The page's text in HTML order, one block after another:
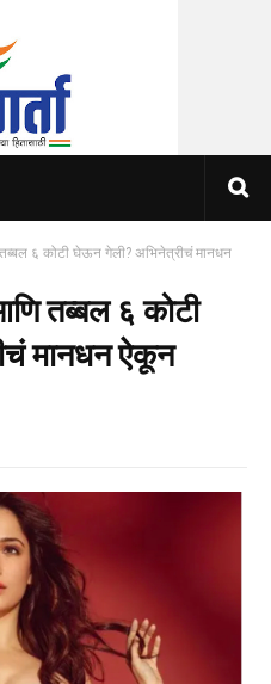
६ कोटी घेऊन गेली? अभिनेत्रीचं मानधन
तब्बल ६ कोटी
मानधन ऐकून